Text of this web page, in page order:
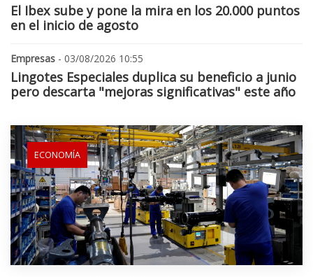
El Ibex sube y pone la mira en los 20.000 puntos
en el inicio de agosto
Empresas - 03/08/2026 10:55
Lingotes Especiales duplica su beneficio a junio
pero descarta "mejoras significativas" este año
ECONOMÍA